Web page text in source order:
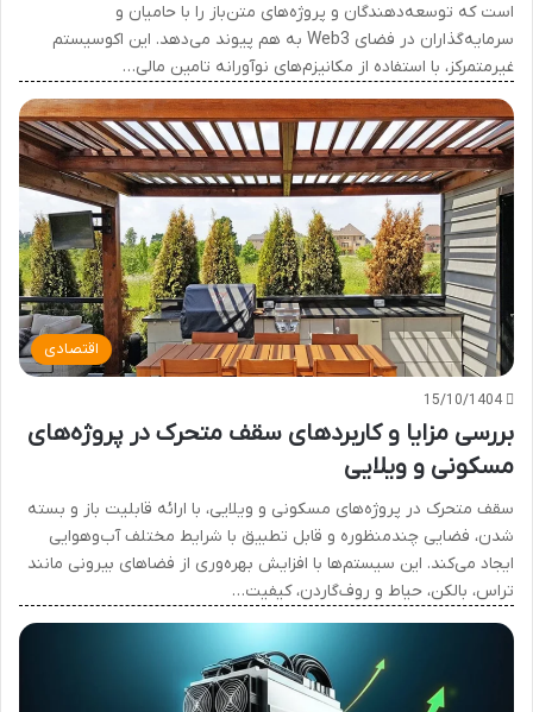
است که توسعه‌دهندگان و پروژه‌های متن‌باز را با حامیان و
سرمایه‌گذاران در فضای Web3 به هم پیوند می‌دهد. این اکوسیستم
غیرمتمرکز، با استفاده از مکانیزم‌های نوآورانه تامین مالی…
اقتصادی
15/10/1404
بررسی مزایا و کاربردهای سقف متحرک در پروژه‌های
مسکونی و ویلایی
سقف متحرک در پروژه‌های مسکونی و ویلایی، با ارائه قابلیت باز و بسته
شدن، فضایی چندمنظوره و قابل تطبیق با شرایط مختلف آب‌وهوایی
ایجاد می‌کند. این سیستم‌ها با افزایش بهره‌وری از فضاهای بیرونی مانند
تراس، بالکن، حیاط و روف‌گاردن، کیفیت…